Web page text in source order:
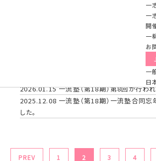
一
一
開
一
お
一
日
一流塾（第18期）第10回が行わ
「一志会」第91回の例会(講師：
米協会 会長 元駐米大使 藤崎 一郎 氏)が開
一流塾（第18期）第９回が行わ
2026年2月6日（金）「一流塾
を務める一流塾のOB会）」の大会が大阪で
一柳塾長『傘寿』御祝いの会が
2026.01.15 一流塾（第18期）第8回が行わ
2025.12.08 一流塾（第18期）一流塾合同忘
した。
PREV 1 2 3 4